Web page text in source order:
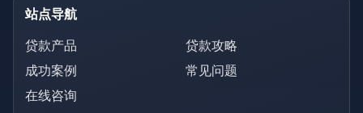
站点导航
贷款产品
贷款攻略
成功案例
常见问题
在线咨询